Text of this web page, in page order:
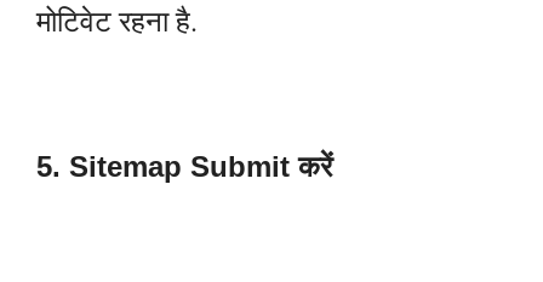
मोटिवेट रहना है.
5. Sitemap Submit करें